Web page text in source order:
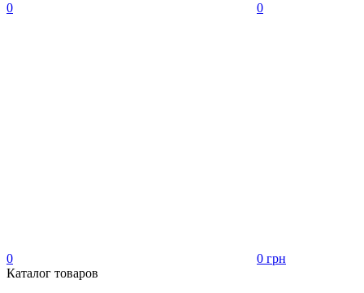
0 0
0
0 грн
Каталог товаров